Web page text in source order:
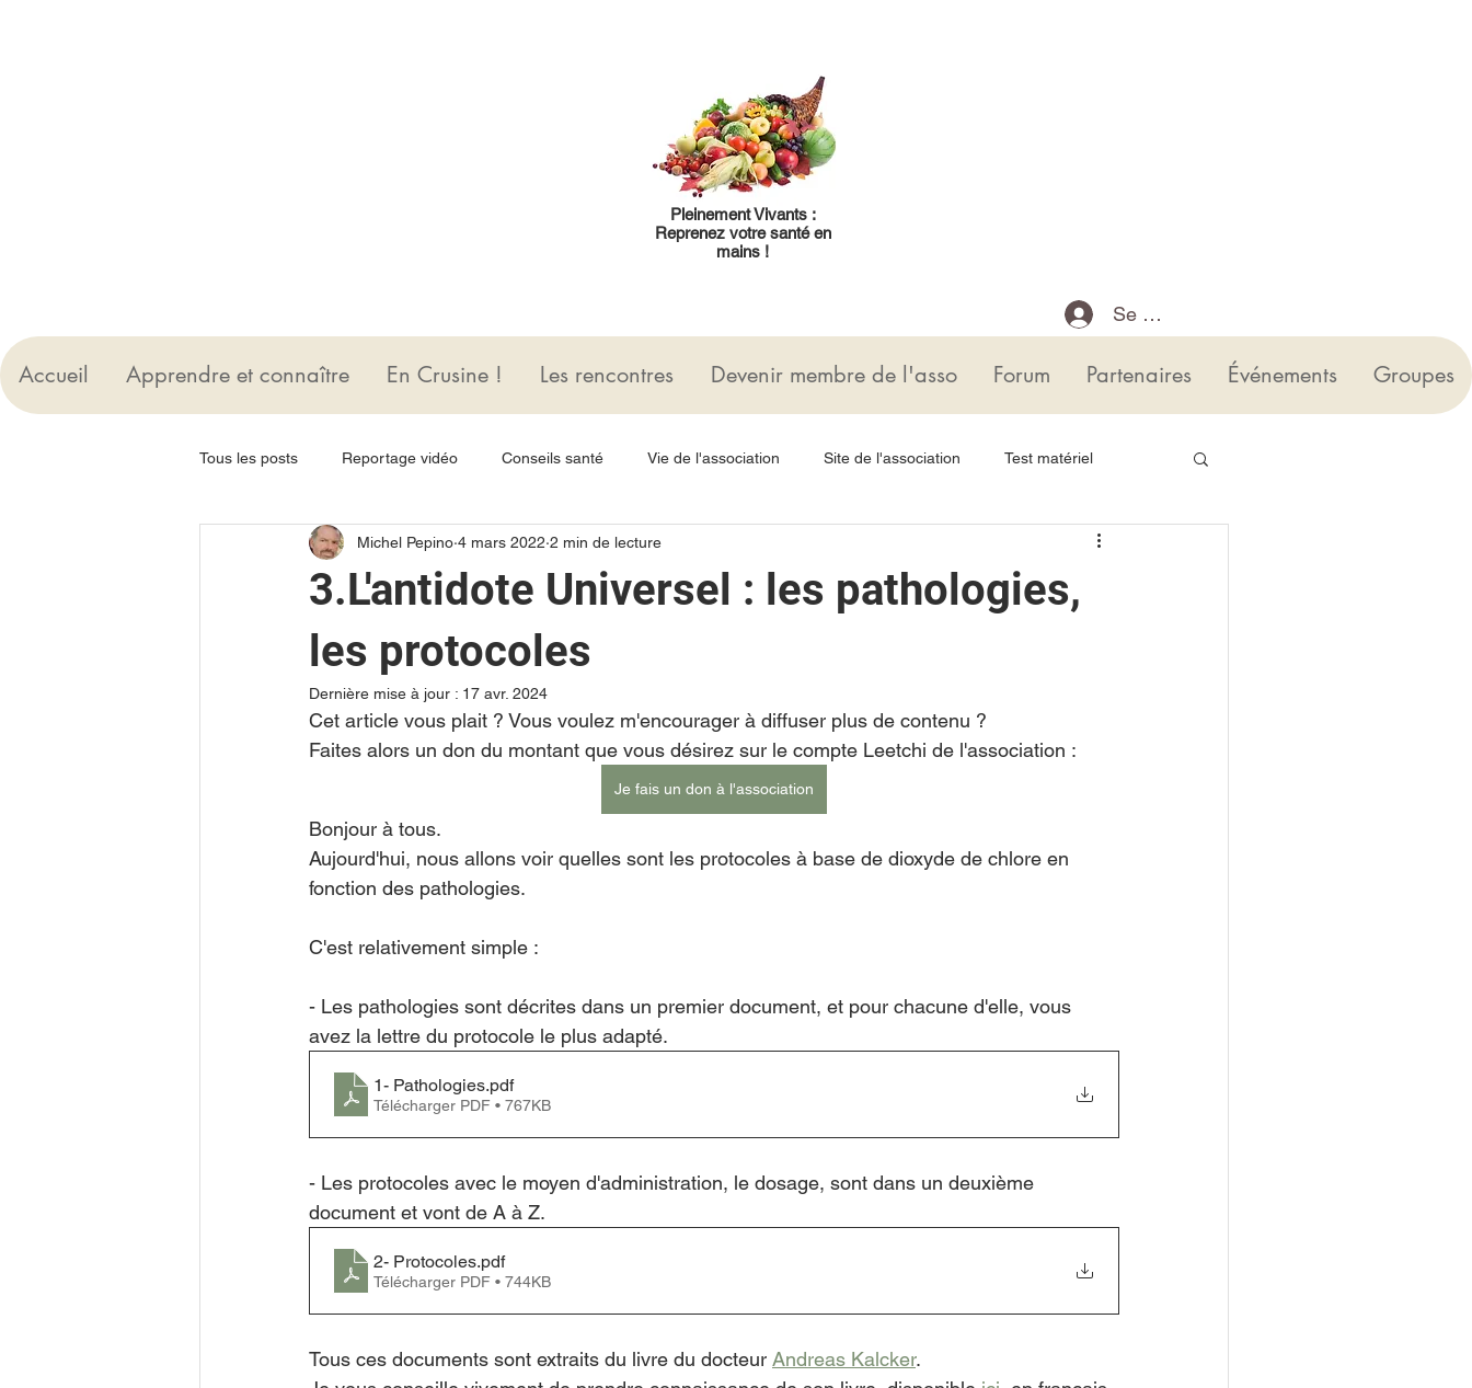
Pleinement Vivants :
Reprenez votre santé en
mains !
Se connecter
Accueil Apprendre et connaître En Crusine ! Les rencontres Devenir membre de l'asso Forum Partenaires Événements Groupes
Tous les posts Reportage vidéo Conseils santé Vie de l'association Site de l'association Test matériel
Reportage vidéo
3.L'antidote Universel : les pathologies,
les protocoles
Michel Pepino 4 mars 2022 2 min de lecture
Dernière mise à jour : 17 avr. 2024
Cet article vous plait ? Vous voulez m'encourager à diffuser plus de contenu ?
Faites alors un don du montant que vous désirez sur le compte Leetchi de l'association :
Je fais un don à l'association
Bonjour à tous.
Aujourd'hui, nous allons voir quelles sont les protocoles à base de dioxyde de chlore en
fonction des pathologies.
C'est relativement simple :
- Les pathologies sont décrites dans un premier document, et pour chacune d'elle, vous
avez la lettre du protocole le plus adapté.
1- Pathologies.pdf
Télécharger PDF • 767KB
- Les protocoles avec le moyen d'administration, le dosage, sont dans un deuxième
document et vont de A à Z.
2- Protocoles.pdf
Télécharger PDF • 744KB
Tous ces documents sont extraits du livre du docteur Andreas Kalcker.